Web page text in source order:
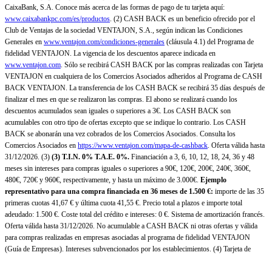
CaixaBank, S.A. Conoce más acerca de las formas de pago de tu tarjeta aquí:
www.caixabankpc.com/es/productos. (2) CASH BACK es un beneficio ofrecido por el
Club de Ventajas de la sociedad VENTAJON, S.A., según indican las Condiciones
Generales en www.ventajon.com/condiciones-generales (cláusula 4.1) del Programa de
fidelidad VENTAJON. La vigencia de los descuentos aparece indicada en
www.ventajon.com. Sólo se recibirá CASH BACK por las compras realizadas con Tarjeta
VENTAJON en cualquiera de los Comercios Asociados adheridos al Programa de CASH
BACK VENTAJON. La transferencia de los CASH BACK se recibirá 35 días después de
finalizar el mes en que se realizaron las compras. El abono se realizará cuando los
descuentos acumulados sean iguales o superiores a 3€. Los CASH BACK son
acumulables con otro tipo de ofertas excepto que se indique lo contrario. Los CASH
BACK se abonarán una vez cobrados de los Comercios Asociados. Consulta los
Comercios Asociados en https://www.ventajon.com/mapa-de-cashback. Oferta válida hasta
31/12/2026. (3) (3) T.I.N. 0% T.A.E. 0%. Financiación a 3, 6, 10, 12, 18, 24, 36 y 48
meses sin intereses para compras iguales o superiores a 90€, 120€, 200€, 240€, 360€,
480€, 720€ y 960€, respectivamente, y hasta un máximo de 3.000€. Ejemplo
representativo para una compra financiada en 36 meses de 1.500 €: importe de las 35
primeras cuotas 41,67 € y última cuota 41,55 €. Precio total a plazos e importe total
adeudado: 1.500 €. Coste total del crédito e intereses: 0 €. Sistema de amortización francés.
Oferta válida hasta 31/12/2026. No acumulable a CASH BACK ni otras ofertas y válida
para compras realizadas en empresas asociadas al programa de fidelidad VENTAJON
(Guía de Empresas). Intereses subvencionados por los establecimientos. (4) Tarjeta de